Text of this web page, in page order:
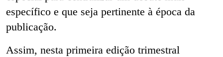
específico e que seja pertinente à época da
publicação.
Assim, nesta primeira edição trimestral